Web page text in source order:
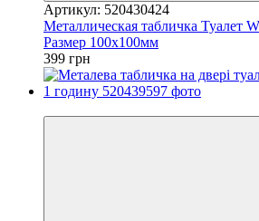
Артикул: 520430424
Металлическая табличка Туалет
Размер 100х100мм
399 грн